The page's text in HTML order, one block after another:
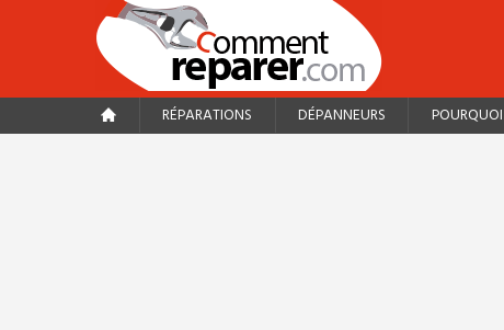
RÉPARATIONS DÉPANNEURS POURQUOI